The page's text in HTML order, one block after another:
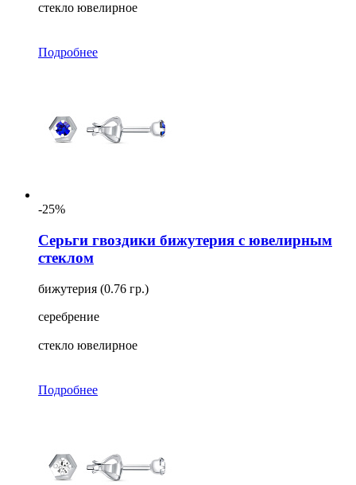
стекло ювелирное
Подробнее
-25%
Серьги гвоздики бижутерия с ювелирным
стеклом
бижутерия (0.76 гр.)
серебрение
стекло ювелирное
Подробнее